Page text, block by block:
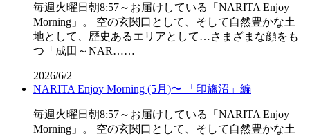
毎週火曜日朝8:57～お届けしている「NARITA Enjoy
Morning」。 空の玄関口として、そして自然豊かな土
地として、歴史あるエリアとして…さまざまな顔をも
つ「成田～NAR……
2026/6/2
NARITA Enjoy Morning (5月)〜 「印旛沼」編
毎週火曜日朝8:57～お届けしている「NARITA Enjoy
Morning」。 空の玄関口として、そして自然豊かな土